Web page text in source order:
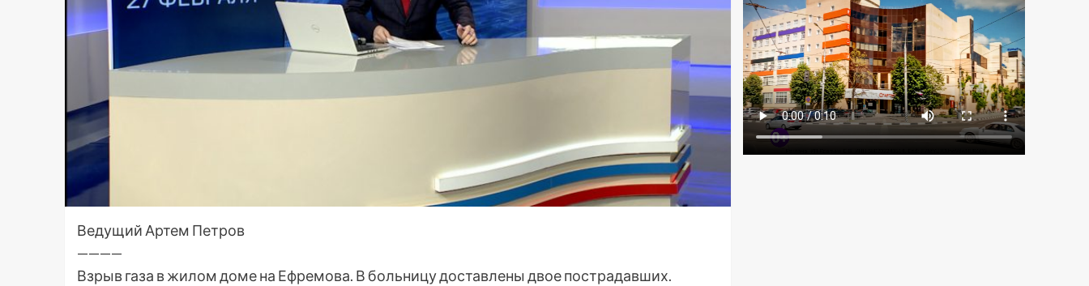
Ведущий Артем Петров
————
Взрыв газа в жилом доме на Ефремова. В больницу доставлены двое пострадавших.